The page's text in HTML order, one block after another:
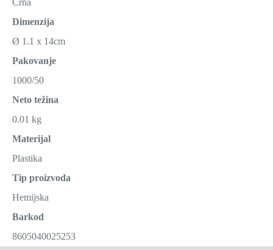
Crna
Dimenzija
Ø 1.1 x 14cm
Pakovanje
1000/50
Neto težina
0.01 kg
Materijal
Plastika
Tip proizvoda
Hemijska
Barkod
8605040025253